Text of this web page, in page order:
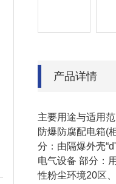
产品详情
主要用途与适用
防爆防腐配电箱(
分：由隔爆外壳
电气设备 部分：
性粉尘环境20区